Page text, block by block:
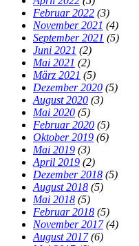
Februar 2022 (3)
November 2021 (4)
September 2021 (5)
Juni 2021 (2)
Mai 2021 (2)
März 2021 (5)
Dezember 2020 (5)
August 2020 (3)
Mai 2020 (5)
Februar 2020 (5)
Oktober 2019 (6)
Mai 2019 (3)
April 2019 (2)
Dezember 2018 (5)
August 2018 (5)
Mai 2018 (5)
Februar 2018 (5)
November 2017(4)
August 2017(6)